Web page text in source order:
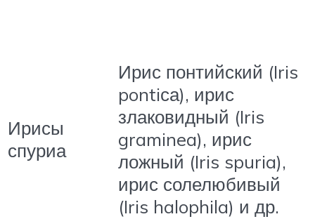
Ирисы
спуриа
Ирис понтийский (Iris
pontiса), ирис
злаковидный (Iris
graminea), ирис
ложный (Iris spuria),
ирис солелюбивый
(Iris halophila) и др.